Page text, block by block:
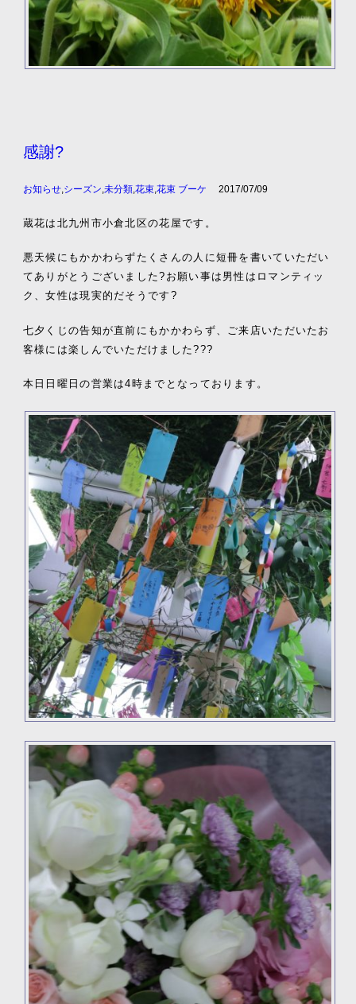
感謝?
お知らせ, シーズン 未分類, 花束, 花束 ブーケ 2017/07/09
蔵花は北九州市小倉北区の花屋です。
悪天候にもかかわらずたくさんの人に短冊を書いていただい
てありがとうございました?お願い事は男性はロマンティッ
ク、女性は現実的だそうです?
七夕くじの告知が直前にもかかわらず、ご来店いただいたお
客様には楽しんでいただけました???
本日日曜日の営業は4時までとなっております。